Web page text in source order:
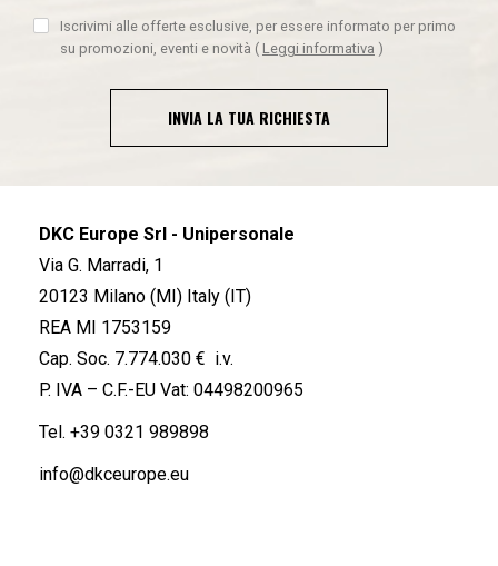
Iscrivimi alle offerte esclusive, per essere informato per primo
su promozioni, eventi e novità ( Leggi informativa )
INVIA LA TUA RICHIESTA
DKC Europe Srl - Unipersonale
Via G. Marradi, 1
20123 Milano (MI) Italy (IT)
REA MI 1753159
Cap. Soc. 7.774.030 € i.v.
P. IVA – C.F.-EU Vat: 04498200965
Tel. +39 0321 989898
info@dkceurope.eu